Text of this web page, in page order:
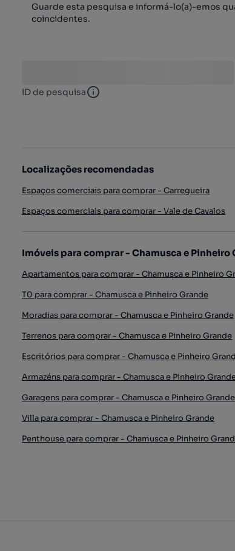
Guarde esta pesquisa e informá-lo(a)-emos
coincidentes.
ID de pesquisa ID de pesquisa
Localizações recomendadas
Espaços comerciais para comprar - Carregueira
Espaços comerciais para comprar - Vale de Cavalos
Imóveis para comprar - Chamusca e Pinheiro
Apartamentos para comprar - Chamusca e Pinheiro
T0 para comprar - Chamusca e Pinheiro Grande
Moradias para comprar - Chamusca e Pinheiro Grande
Terrenos para comprar - Chamusca e Pinheiro Grande
Escritórios para comprar - Chamusca e Pinheiro
Armazéns para comprar - Chamusca e Pinheiro
Garagens para comprar - Chamusca e Pinheiro Grande
Villa para comprar - Chamusca e Pinheiro Grande
Penthouse para comprar - Chamusca e Pinheiro